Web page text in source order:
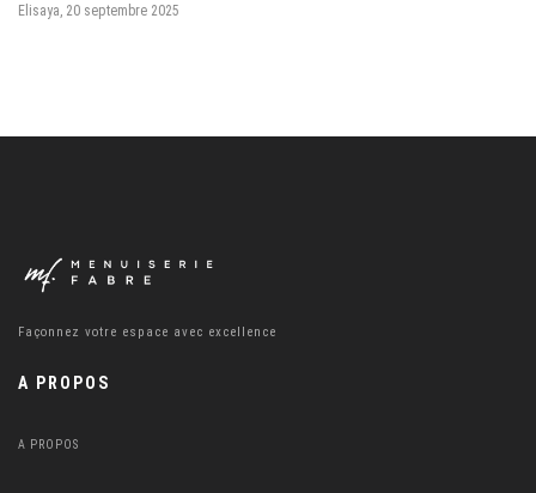
byElisaya 20 septembre 2025
Façonnez votre espace avec excellence
A PROPOS
A PROPOS